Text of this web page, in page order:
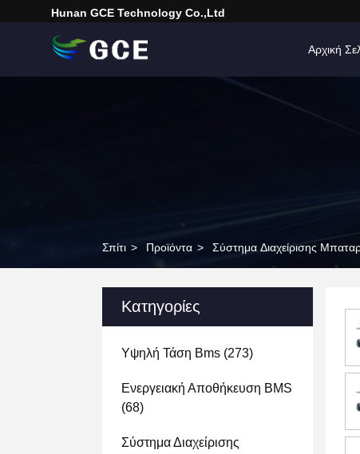
Hunan GCE Technology Co.,Ltd
Αρχική
Σπίτι > Προϊόντα > Σύστημα Διαχείρισης
Κατηγορίες
Υψηλή Τάση Bms (273)
Ενεργειακή Αποθήκευση BMS
(68)
Σύστημα Διαχείρισης